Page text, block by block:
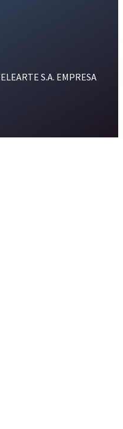
S.A. EMPRESA